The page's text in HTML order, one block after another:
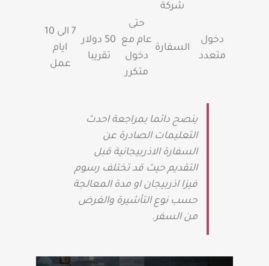
شركة
دخول
متعدد
السفارة
حتى
عام مع
دخول
متكرر
50 دولار
تقريبا
7 الى 10
ايام
عمل
ينصح دائما بمراجعة احدث
التعليمات الصادرة عن
السفارة الاذربيجانية قبل
التقديم حيث قد تختلف رسوم
فيزا اذربيجان او مدة المعالجة
حسب نوع التأشيرة والغرض
من السفر.